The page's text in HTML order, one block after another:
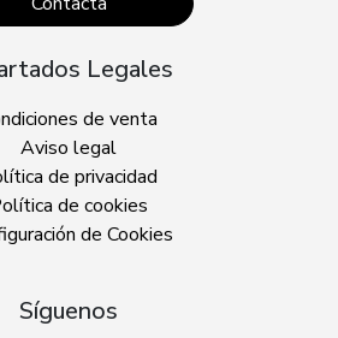
Legales
de venta
Aviso legal
de privacidad
de cookies
de Cookies
Síguenos